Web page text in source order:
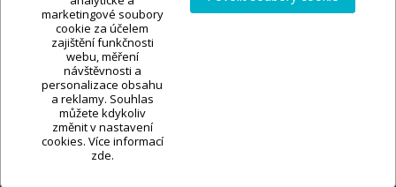
INFORMACE O OBCHODU
marketingové soubory
cookie za účelem
zajištění funkčnosti
webu, měření
návštěvnosti a
personalizace obsahu
a reklamy. Souhlas
můžete kdykoliv
změnit v nastavení
cookies. Více informací
zde.